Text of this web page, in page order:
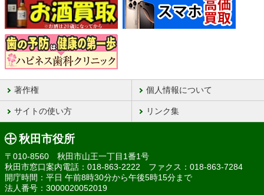
著作権 個人情報について
サイトの使い方 リンク集
秋田市役所
〒010-8560 秋田市山王一丁目1番1号
秋田市窓口案内電話：018-863-2222 ファクス：018-863-7284
開庁時間：平日 午前8時30分から午後5時15分まで
法人番号：3000020052019